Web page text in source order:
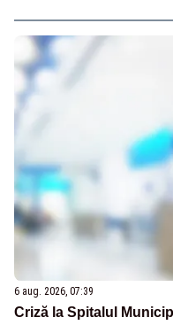
6 aug. 2026, 07:39
Criză la Spitalul